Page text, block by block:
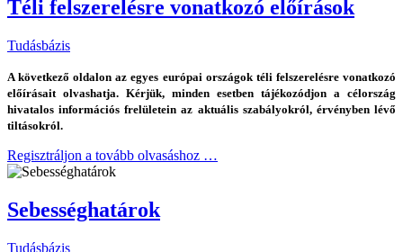
Téli felszerelésre vonatkozó előírások
Tudásbázis
A következő oldalon az egyes európai országok téli felszerelésre vonatkozó
előírásait olvashatja. Kérjük, minden esetben tájékozódjon a célország
hivatalos információs frelületein az aktuális szabályokról, érvényben lévő
tiltásokról.
Regisztráljon a tovább olvasáshoz …
Sebességhatárok
Tudásbázis